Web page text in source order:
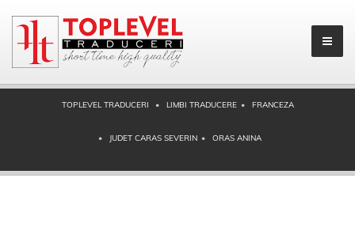
TOPLEVEL TRADUCERI LIMBI TRADUCERE FRANCEZA
JUDET CARAS SEVERIN ORAS ANINA